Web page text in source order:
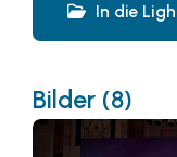
In die
Bilder (8)